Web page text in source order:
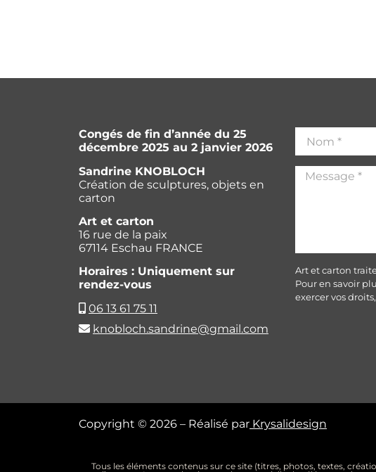
Congés de fin d’année du 25
décembre 2025 au 2 janvier 2026
Sandrine KNOBLOCH
Création de sculptures, objets en
carton
Art et carton
16 rue de la paix
67114 Eschau FRANCE
Horaires : Uniquement sur
rendez-vous
06 13 61 75 11
knobloch.sandrine@gmail.com
Art et carton
Pour en savoir
exercer vos
Copyright © 2026 – Réalisé par Krysalidesign
Tous les éléments contenus sur ce site (titres, photos, textes,